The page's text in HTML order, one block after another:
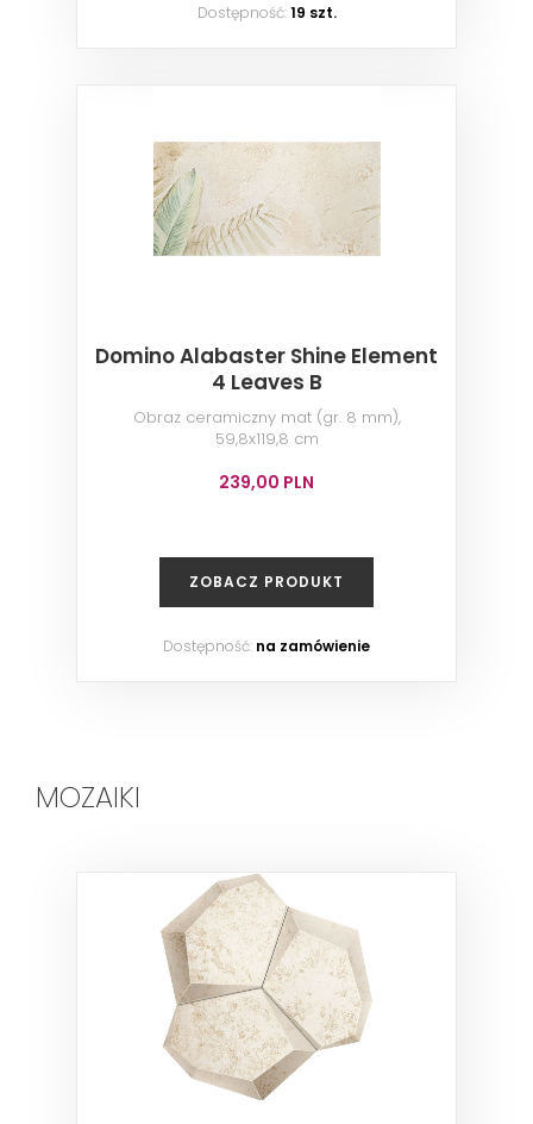
Dostępność:19 szt.
Domino Alabaster Shine Element
4 Leaves B
Obraz ceramiczny mat (gr. 8 mm),
59,8x119,8 cm
239,00 PLN
ZOBACZ PRODUKT
Dostępność: na zamówienie
MOZAIKI